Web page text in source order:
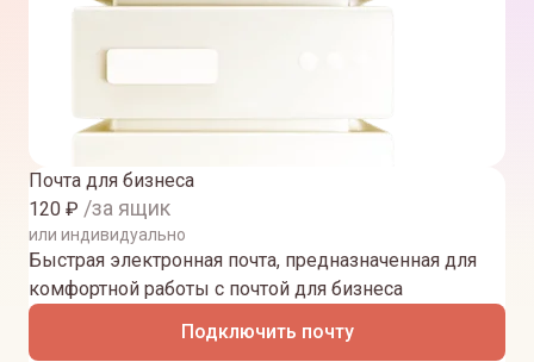
Почта для бизнеса
120 ₽ /за ящик
или индивидуально
Быстрая электронная почта, предназначенная для
комфортной работы с почтой для бизнеса
Подключить почту